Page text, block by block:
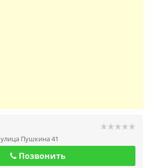
улица Пушкина 41
Позвонить